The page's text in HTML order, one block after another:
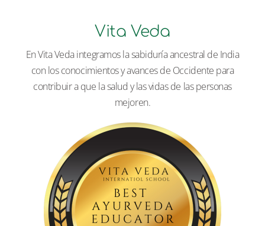
Vita Veda
En Vita Veda integramos la sabiduría ancestral de India
con los conocimientos y avances de Occidente para
contribuir a que la salud y las vidas de las personas
mejoren.